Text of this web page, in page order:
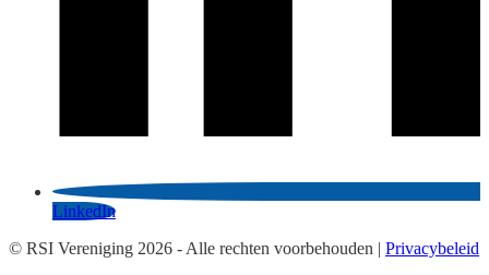
LinkedIn
© RSI Vereniging 2026 - Alle rechten voorbehouden | Privacybeleid